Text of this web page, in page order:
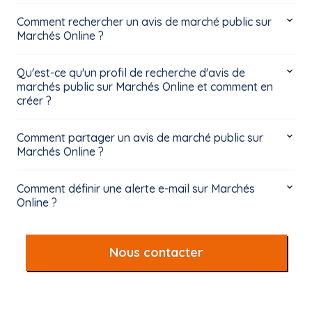
Comment rechercher un avis de marché public sur
Marchés Online ?
Qu'est-ce qu'un profil de recherche d'avis de
marchés public sur Marchés Online et comment en
créer ?
Comment partager un avis de marché public sur
Marchés Online ?
Comment définir une alerte e-mail sur Marchés
Online ?
Nous contacter